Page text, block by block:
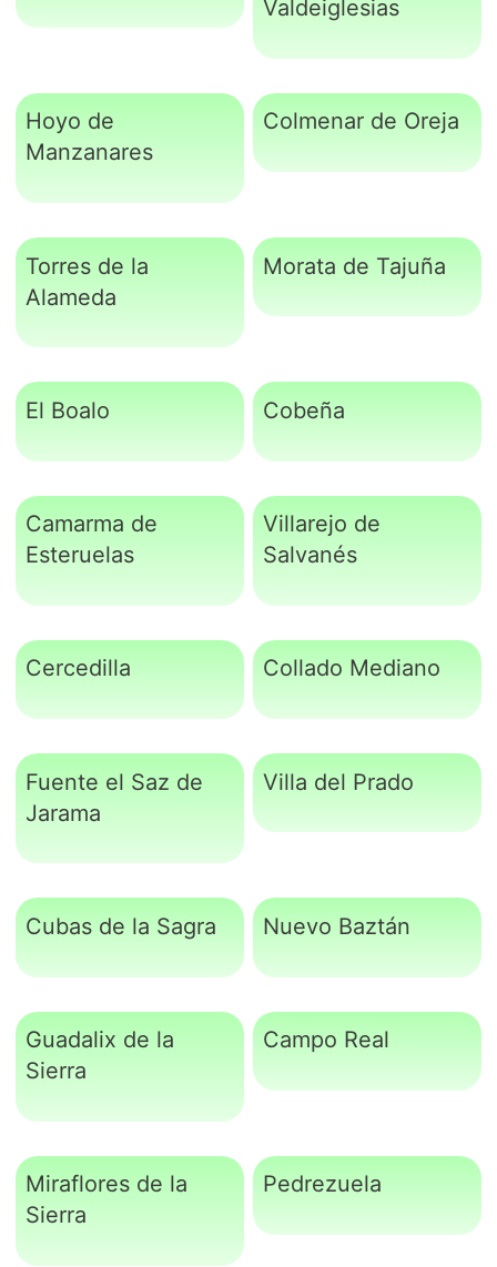
Valdeiglesias
Hoyo de
Manzanares
Colmenar de Oreja
Torres de la
Alameda
Morata de Tajuña
El Boalo Cobeña
Camarma de
Esteruelas
Villarejo de
Salvanés
Cercedilla Collado Mediano
Fuente el Saz de
Jarama
Villa del Prado
Cubas de la Sagra Nuevo Baztán
Guadalix de la
Sierra
Campo Real
Miraflores de la
Sierra
Pedrezuela